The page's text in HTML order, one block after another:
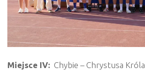
Miejsce IV: Chybie – Chrystusa Króla